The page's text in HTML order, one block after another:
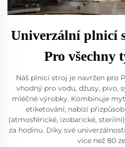
Univerzální plnicí
Pro všechny
Náš plnicí stroj je navržen pro
vhodný pro vodu, džusy, pivo,
mléčné výrobky. Kombinuje
etiketování; nabízí
(atmosférické, izobarické,
za hodinu. Díky své
více než 80